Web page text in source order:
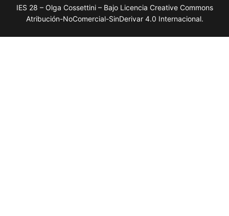
IES 28 – Olga Cossettini – Bajo Licencia Creative Commons
Atribución-NoComercial-SinDerivar 4.0 Internacional.